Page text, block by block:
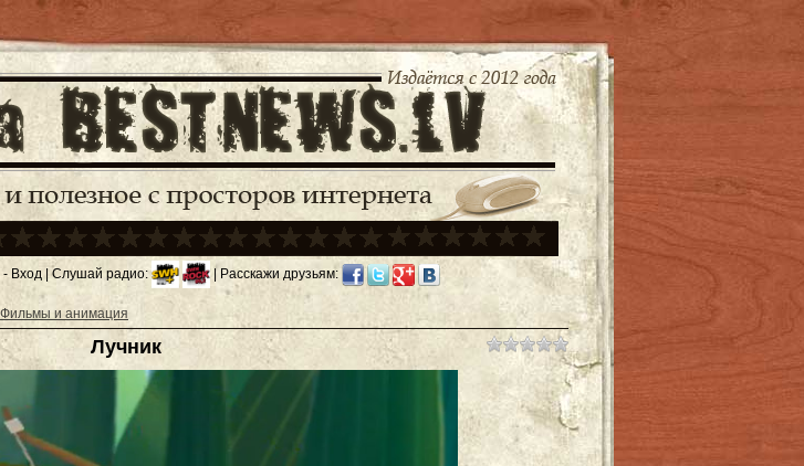
- Вход | Слушай радио: | Расскажи друзьям:
Фильмы и анимация
Лучник